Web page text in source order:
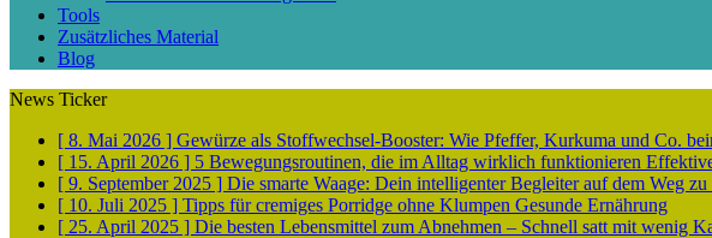
Tools
Zusätzliches Material
Blog
News Ticker
[ 8. Mai 2026 ] Gewürze als Stoffwechsel-Booster: Wie Pfeffer, Kurkuma und Co.
[ 15. April 2026 ] 5 Bewegungsroutinen, die im Alltag wirklich funktionieren
[ 9. September 2025 ] Die smarte Waage: Dein intelligenter Begleiter auf dem Weg
[ 10. Juli 2025 ] Tipps für cremiges Porridge ohne Klumpen Gesunde Ernährung
[ 25. April 2025 ] Die besten Lebensmittel zum Abnehmen – Schnell satt mit wenig